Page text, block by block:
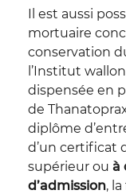
Il est aussi
mortuaire
conservation
l’Institut
dispensée en
de
diplôme
d’un certificat
supérieur ou à
d’admission,